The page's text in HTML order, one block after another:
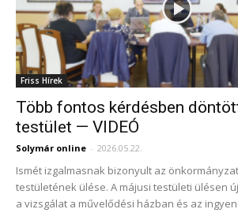
Friss Hírek
Több fontos kérdésben
testület — VIDEÓ
Solymár online - 2026.05.22.
Ismét izgalmasnak bizonyult az
testületének ülése. A májusi testületi ülésen
a vizsgálat a művelődési házban és az